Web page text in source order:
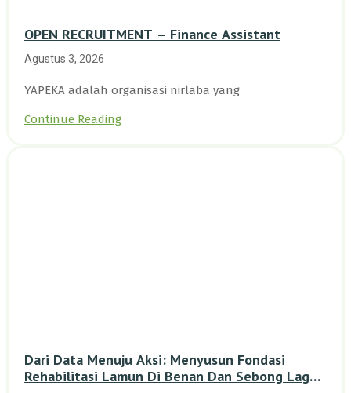
OPEN RECRUITMENT – Finance Assistant
Agustus 3, 2026
YAPEKA adalah organisasi nirlaba yang
Continue Reading
Dari Data Menuju Aksi: Menyusun Fondasi
Rehabilitasi Lamun Di Benan Dan Sebong Lagoi,